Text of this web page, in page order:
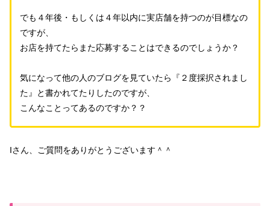
でも４年後・もしくは４年以内に実店舗を持つのが目標なの
ですが、
お店を持てたらまた応募することはできるのでしょうか？
気になって他の人のブログを見ていたら『２度採択されまし
た』と書かれてたりしたのですが、
こんなことってあるのですか？？
Iさん、ご質問をありがとうございます＾＾